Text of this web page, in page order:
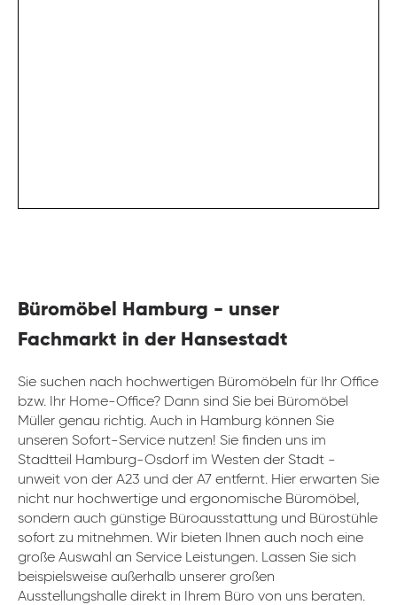
Büromöbel Hamburg - unser
Fachmarkt in der Hansestadt
Sie suchen nach hochwertigen Büromöbeln für Ihr Office
bzw. Ihr Home-Office? Dann sind Sie bei Büromöbel
Müller genau richtig. Auch in Hamburg können Sie
unseren Sofort-Service nutzen! Sie finden uns im
Stadtteil Hamburg-Osdorf im Westen der Stadt -
unweit von der A23 und der A7 entfernt. Hier erwarten Sie
nicht nur hochwertige und ergonomische Büromöbel,
sondern auch günstige Büroausstattung und Bürostühle
sofort zu mitnehmen. Wir bieten Ihnen auch noch eine
große Auswahl an Service Leistungen. Lassen Sie sich
beispielsweise außerhalb unserer großen
Ausstellungshalle direkt in Ihrem Büro von uns beraten.